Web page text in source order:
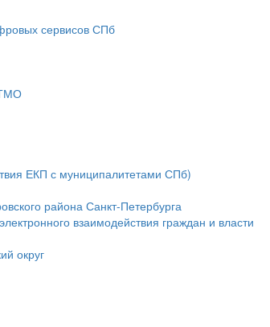
сервисов СПб
ЕКП с муниципалитетами СПб)
района Санкт-Петербурга
взаимодействия граждан и власти
округ